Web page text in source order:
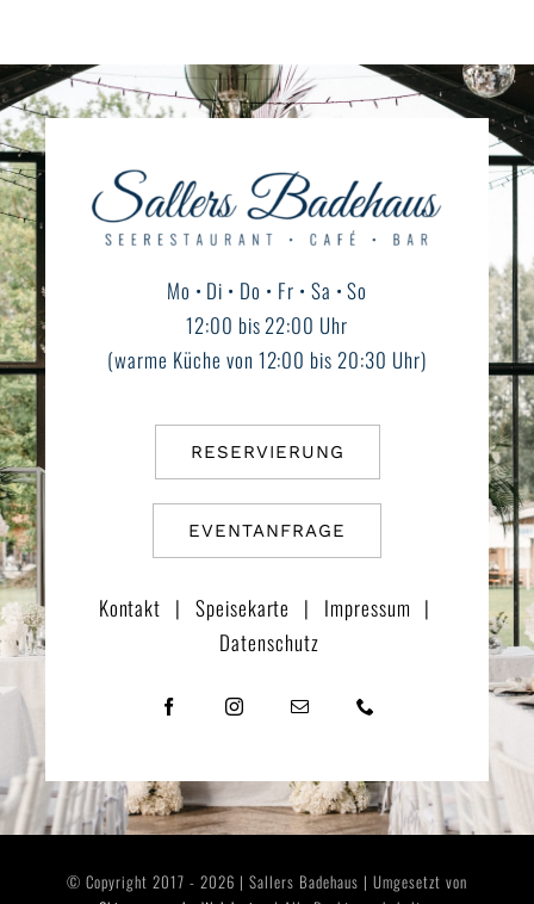
Mo • Di • Do • Fr • Sa • So
12:00 bis 22:00 Uhr
(warme Küche von 12:00 bis 20:30 Uhr)
RESERVIERUNG
EVENTANFRAGE
Kontakt | Speisekarte | Impressum |
Datenschutz
© Copyright 2017 - 2026 | Sallers Badehaus | Umgesetzt von